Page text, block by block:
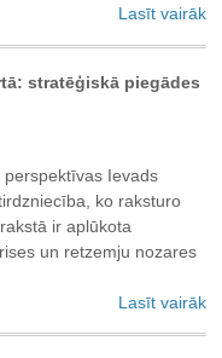
Lasīt vairāk
stratēģiskā piegādes
Ievads
ko raksturo
ir aplūkota
un retzemju nozares
Lasīt vairāk